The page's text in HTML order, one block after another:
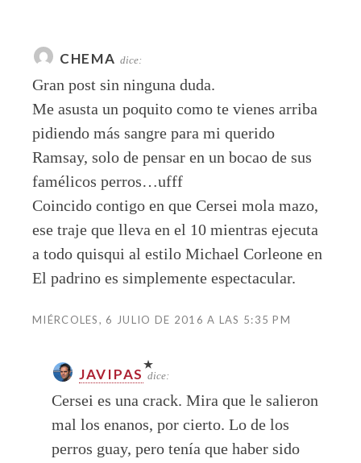
CHEMA dice:
Gran post sin ninguna duda.
Me asusta un poquito como te vienes arriba
pidiendo más sangre para mi querido
Ramsay, solo de pensar en un bocao de sus
famélicos perros…ufff
Coincido contigo en que Cersei mola mazo,
ese traje que lleva en el 10 mientras ejecuta
a todo quisqui al estilo Michael Corleone en
El padrino es simplemente espectacular.
MIÉRCOLES, 6 JULIO DE 2016 A LAS 5:35 PM
JAVIPAS dice:
Cersei es una crack. Mira que le salieron
mal los enanos, por cierto. Lo de los
perros guay, pero tenía que haber sido